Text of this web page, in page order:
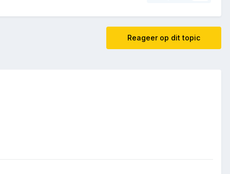
Reageer op dit topic